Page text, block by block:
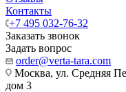
Контакты
+7 495 032-76-32
Заказать звонок
Задать вопрос
order@verta-tara.com
Москва, ул. Средняя
дом 3